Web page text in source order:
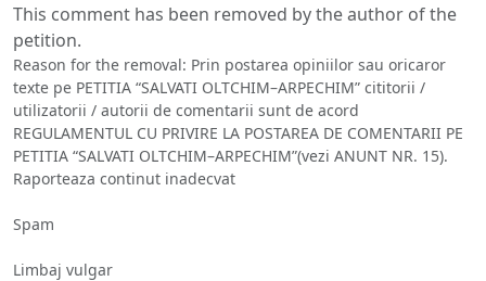
This comment has been removed by the author of the
petition.
Reason for the removal: Prin postarea opiniilor sau oricaror
texte pe PETITIA “SALVATI OLTCHIM–ARPECHIM” cititorii /
utilizatorii / autorii de comentarii sunt de acord
REGULAMENTUL CU PRIVIRE LA POSTAREA DE COMENTARII PE
PETITIA “SALVATI OLTCHIM–ARPECHIM”(vezi ANUNT NR. 15).
Raporteaza continut inadecvat
Spam
Limbaj vulgar